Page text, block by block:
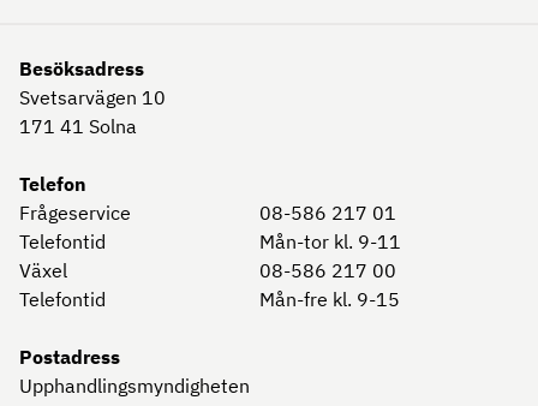
Besöksadress
Svetsarvägen 10
171 41 Solna
Telefon
Frågeservice
08-586 217 01
Telefontid
Mån-tor kl. 9-11
Växel
08-586 217 00
Telefontid
Mån-fre kl. 9-15
Postadress
Upphandlingsmyndigheten